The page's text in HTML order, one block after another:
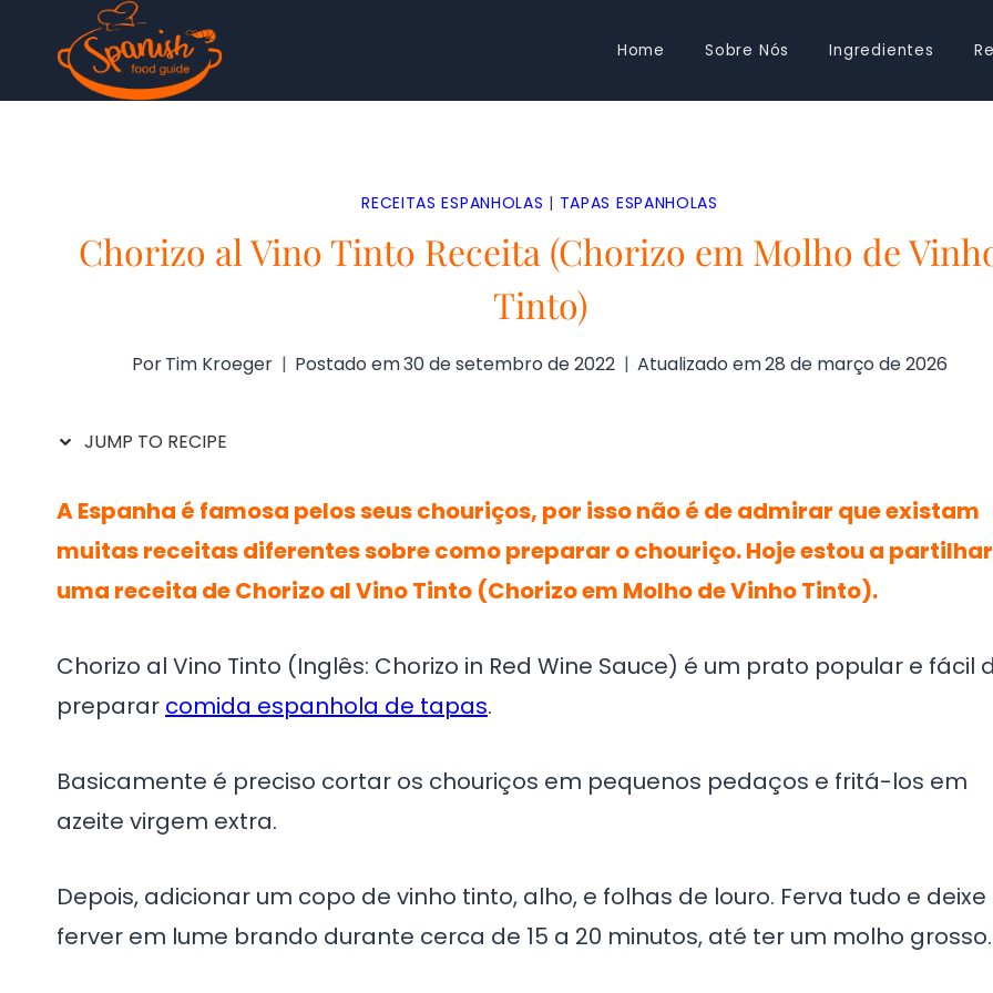
o
Home Sobre Nós Ingredientes
RECEITAS ESPANHOLAS | TAPAS ESPANHOLAS
Chorizo al Vino Tinto Receita (Chorizo em Molho de
Tinto)
PorTim Kroeger Postado em30 de setembro de 2022 Atualizado em28 de março de 2026
JUMP TO RECIPE
A Espanha é famosa pelos seus chouriços, por isso não é de admirar que existam
muitas receitas diferentes sobre como preparar o chouriço. Hoje estou a partilhar
uma receita de Chorizo al Vino Tinto (Chorizo em Molho de Vinho Tinto).
Chorizo al Vino Tinto (Inglês: Chorizo in Red Wine Sauce) é um prato popular e fácil
preparar comida espanhola de tapas.
Basicamente é preciso cortar os chouriços em pequenos pedaços e fritá-los em
azeite virgem extra.
Depois, adicionar um copo de vinho tinto, alho, e folhas de louro. Ferva tudo e deixe
ferver em lume brando durante cerca de 15 a 20 minutos, até ter um molho grosso.